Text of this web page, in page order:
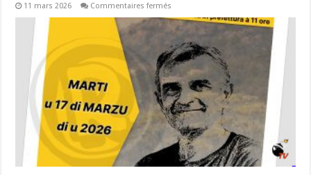
11 mars 2026 Commentaires fermés
an
sans
réponses
:
Aiacciu
se
mobilise
pour
la
vérité.
Rdv
le
17
mars »